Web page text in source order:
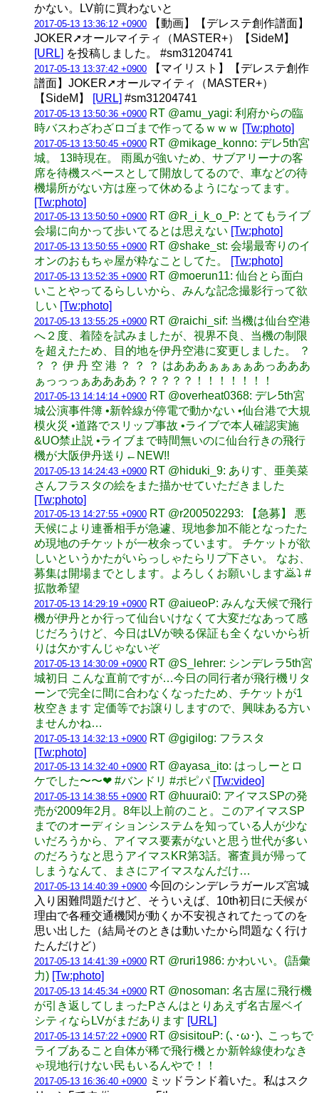
かない。LV前に買わないと
2017-05-13 13:36:12 +0900 【動画】【デレステ創作譜面】
JOKER➚オールマイティ（MASTER+）【SideM】
[URL] を投稿しました。 #sm31204741
2017-05-13 13:37:42 +0900 【マイリスト】【デレステ創作
譜面】JOKER➚オールマイティ（MASTER+）
【SideM】
[URL] #sm31204741
2017-05-13 13:50:36 +0900 RT @amu_yagi: 利府からの臨
時バスわざわざロゴまで作ってるｗｗｗ [Tw:photo]
2017-05-13 13:50:45 +0900 RT @mikage_konno: デレ5th宮
城。 13時現在。 雨風が強いため、サブアリーナの客
席を待機スペースとして開放してるので、車などの待
機場所がない方は座って休めるようになってます。
[Tw:photo]
2017-05-13 13:50:50 +0900 RT @R_i_k_o_P: とてもライブ
会場に向かって歩いてるとは思えない [Tw:photo]
2017-05-13 13:50:55 +0900 RT @shake_st: 会場最寄りのイ
オンのおもちゃ屋が粋なことしてた。
[Tw:photo]
2017-05-13 13:52:35 +0900 RT @moerun11: 仙台とら面白
いことやってるらしいから、みんな記念撮影行って欲
しい [Tw:photo]
2017-05-13 13:55:25 +0900 RT @raichi_sif: 当機は仙台空港
へ２度、着陸を試みましたが、視界不良、当機の制限
を超えたため、目的地を伊丹空港に変更しました。 ？
？ ？ 伊 丹 空 港 ？ ？ ？ はあああぁぁぁぁあっあああ
ぁっっっぁああああ？？？？？！！！！！！！
2017-05-13 14:14:14 +0900 RT @overheat0368: デレ5th宮
城公演事件簿 •新幹線が停電で動かない •仙台港で大規
模火災 •道路でスリップ事故 •ライブで本人確認実施
&UO禁止説 •ライブまで時間無いのに仙台行きの飛行
機が大阪伊丹送り←NEW!!
2017-05-13 14:24:43 +0900 RT @hiduki_9: ありす、亜美菜
さんフラスタの絵をまた描かせていただきました
[Tw:photo]
2017-05-13 14:27:55 +0900 RT @r200502293: 【急募】 悪
天候により連番相手が急遽、現地参加不能となったた
め現地のチケットが一枚余っています。 チケットが欲
しいというかたがいらっしゃたらリプ下さい。 なお、
募集は開場までとします。よろしくお願いします🙇⤵ #
拡散希望
2017-05-13 14:29:19 +0900 RT @aiueoP: みんな天候で飛行
機が伊丹とか行って仙台いけなくて大変だなあって感
じだろうけど、今日はLVが映る保証も全くないから祈
りは欠かすんじゃないぞ
2017-05-13 14:30:09 +0900 RT @S_lehrer: シンデレラ5th宮
城初日 こんな直前ですが…今日の同行者が飛行機リタ
ーンで完全に間に合わなくなったため、チケットが1
枚空きます 定価等でお譲りしますので、興味ある方い
ませんかね…
2017-05-13 14:32:13 +0900 RT @gigilog: フラスタ
[Tw:photo]
2017-05-13 14:32:40 +0900 RT @ayasa_ito: はっしーとロ
ケでした〜〜❤︎ #バンドリ #ポピパ [Tw:video]
2017-05-13 14:38:55 +0900 RT @huurai0: アイマスSPの発
売が2009年2月。8年以上前のこと。このアイマスSP
までのオーディションシステムを知っている人が少な
いだろうから、アイマス要素がないと思う世代が多い
のだろうなと思うアイマスKR第3話。審査員が帰って
しまうなんて、まさにアイマスなんだけ…
2017-05-13 14:40:39 +0900 今回のシンデレラガールズ宮城
入り困難問題だけど、そういえば、10th初日に天候が
理由で各種交通機関が動くか不安視されてたってのを
思い出した（結局そのときは動いたから問題なく行け
たんだけど）
2017-05-13 14:41:39 +0900 RT @ruri1986: かわいい。(語彙
力) [Tw:photo]
2017-05-13 14:45:34 +0900 RT @nosoman: 名古屋に飛行機
が引き返してしまったPさんはとりあえず名古屋ベイ
シティならLVがまだあります [URL]
2017-05-13 14:57:22 +0900 RT @sisitouP: (､･ω･)､ こっちで
ライブあること自体が稀で飛行機とか新幹線使わなき
ゃ現地行けない民もいるんやで！！
2017-05-13 16:36:40 +0900 ミッドランド着いた。私はスク